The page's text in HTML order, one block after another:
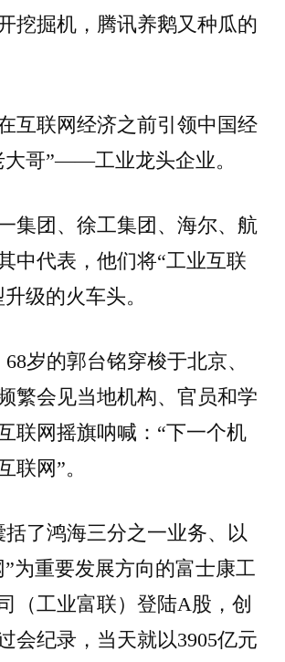
挖掘机，腾讯养鹅又种瓜的
互联网经济之前引领中国经
大哥”——工业龙头企业。
集团、徐工集团、海尔、航
中代表，他们将“工业互联
级的火车头。
岁的郭台铭穿梭于北京、
繁会见当地机构、官员和学
联网摇旗呐喊：“下一个机
联网”。
括了鸿海三分之一业务、以
为重要发展方向的富士康工
（工业富联）登陆A股，创
会纪录，当天就以3905亿元